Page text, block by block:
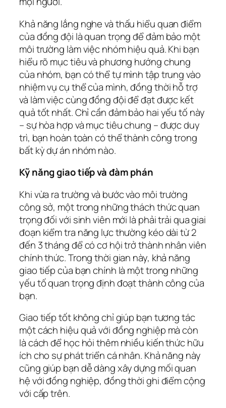
Khả năng lắng nghe và thấu hiểu quan điểm
của đồng đội là quan trọng để đảm bảo một
môi trường làm việc nhóm hiệu quả. Khi bạn
hiểu rõ mục tiêu và phương hướng chung
của nhóm, bạn có thể tự mình tập trung vào
nhiệm vụ cụ thể của mình, đồng thời hỗ trợ
và làm việc cùng đồng đội để đạt được kết
quả tốt nhất. Chỉ cần đảm bảo hai yếu tố này
– sự hòa hợp và mục tiêu chung – được duy
trì, bạn hoàn toàn có thể thành công trong
bất kỳ dự án nhóm nào.
Kỹ năng giao tiếp và đàm phán
Khi vừa ra trường và bước vào môi trường
công sở, một trong những thách thức quan
trọng đối với sinh viên mới là phải trải qua giai
đoạn kiểm tra năng lực thường kéo dài từ 2
đến 3 tháng để có cơ hội trở thành nhân viên
chính thức. Trong thời gian này, khả năng
giao tiếp của bạn chính là một trong những
yếu tố quan trọng định đoạt thành công của
bạn.
Giao tiếp tốt không chỉ giúp bạn tương tác
một cách hiệu quả với đồng nghiệp mà còn
là cách để học hỏi thêm nhiều kiến thức hữu
ích cho sự phát triển cá nhân. Khả năng này
cũng giúp bạn dễ dàng xây dựng mối quan
hệ với đồng nghiệp, đồng thời ghi điểm cộng
với cấp trên.